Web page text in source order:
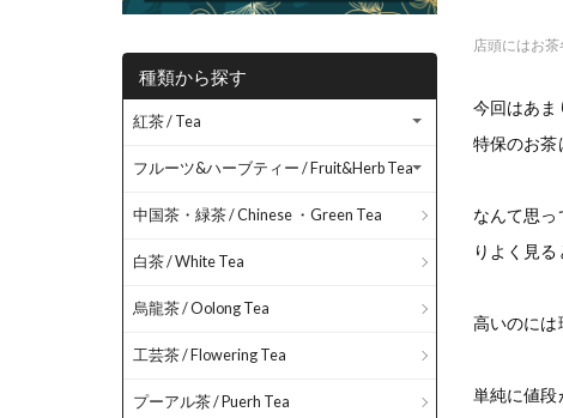
店頭にはお
今回はあ
特保のお茶
なんて思
りよく見
高いのには
単純に値
種類から探す
紅茶 / Tea
フルーツ&ハーブティー / Fruit&Herb Tea
中国茶・緑茶 / Chinese ・Green Tea
白茶 / White Tea
烏龍茶 / Oolong Tea
工芸茶 / Flowering Tea
プーアル茶 / Puerh Tea